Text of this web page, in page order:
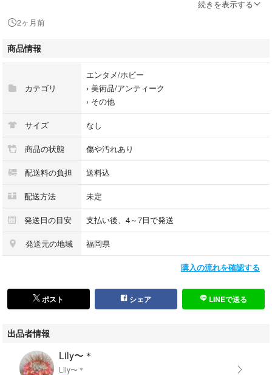
ビンテージ品なので、傷・汚れなどあります。
#ヴィンテージキーホルダー
#アンティークキーホルダー
#フランスアンティークキーホルダー
#アンティーク蚤の市
#ビンテージキーホルダー
続きを表示する
2ヶ月前
商品情報
カテゴリ
エンタメ/ホビー
› 美術品/アンティーク
› その他
サイズ なし
商品の状態 傷や汚れあり
配送料の負担 送料込
配送方法 未定
発送日の目安 支払い後、4～7日で発送
発送元の地域 福岡県
購入の流れを確認する
ポスト シェア LINEで送る
出品者情報
Lily〜＊
Lily〜＊